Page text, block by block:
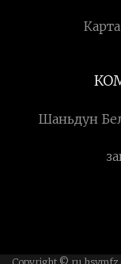
Шаньдун Белифт